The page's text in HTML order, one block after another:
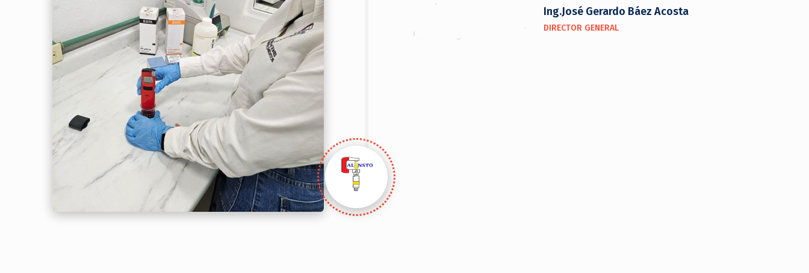
Ing.José Gerardo Báez Acosta
DIRECTOR GENERAL